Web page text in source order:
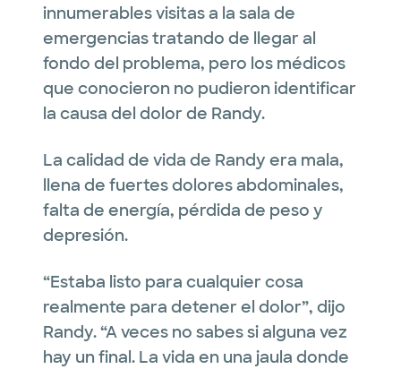
innumerables visitas a la sala de
emergencias tratando de llegar al
fondo del problema, pero los médicos
que conocieron no pudieron identificar
la causa del dolor de Randy.
La calidad de vida de Randy era mala,
llena de fuertes dolores abdominales,
falta de energía, pérdida de peso y
depresión.
“Estaba listo para cualquier cosa
realmente para detener el dolor”, dijo
Randy. “A veces no sabes si alguna vez
hay un final. La vida en una jaula donde